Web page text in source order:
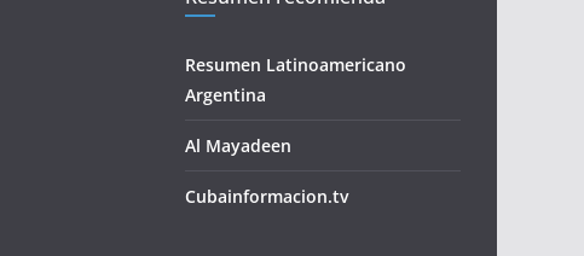
Resumen Latinoamericano
Argentina
Al Mayadeen
Cubainformacion.tv